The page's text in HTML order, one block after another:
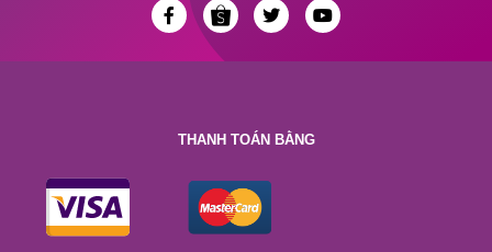
THANH TOÁN BẰNG